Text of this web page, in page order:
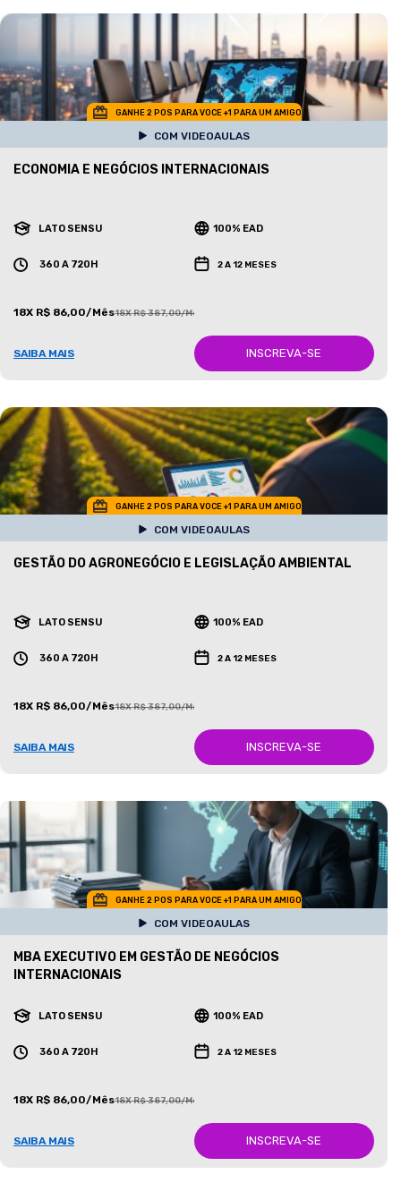
GANHE 2 POS PARA VOCE +1 PARA UM AMIGO
COM VIDEOAULAS
ECONOMIA E NEGÓCIOS INTERNACIONAIS
LATO SENSU 100% EAD
360 A 720H 2 A 12 MESES
18X R$ 86,00/Mês18X R$ 387,00/Mês
SAIBA MAIS INSCREVA-SE
GANHE 2 POS PARA VOCE +1 PARA UM AMIGO
COM VIDEOAULAS
GESTÃO DO AGRONEGÓCIO E LEGISLAÇÃO AMBIENTAL
LATO SENSU 100% EAD
360 A 720H 2 A 12 MESES
18X R$ 86,00/Mês18X R$ 387,00/Mês
SAIBA MAIS INSCREVA-SE
GANHE 2 POS PARA VOCE +1 PARA UM AMIGO
COM VIDEOAULAS
MBA EXECUTIVO EM GESTÃO DE NEGÓCIOS
INTERNACIONAIS
LATO SENSU 100% EAD
360 A 720H 2 A 12 MESES
18X R$ 86,00/Mês18X R$ 387,00/Mês
SAIBA MAIS INSCREVA-SE